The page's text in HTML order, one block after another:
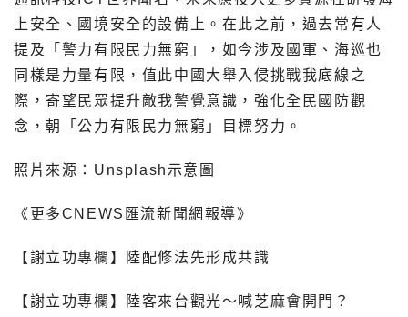
上安全、國境安全的設備上。在此之前，過去常有人
提及「警力有限民力無窮」，如今涉及國軍、海巡也
同樣是力量有限，值此中國大舉入侵挑戰我底線之
際，寄望民眾提升敵我警覺意識，強化全民國防觀
念，朝「公力有限民力無窮」目標努力。
照片來源：Unsplash示意圖
《更多CNEWS匯流新聞網報導》
【謝立功專欄】陸配修法先形成共識
【謝立功專欄】陸客來台觀光〜喊芝麻會開門？